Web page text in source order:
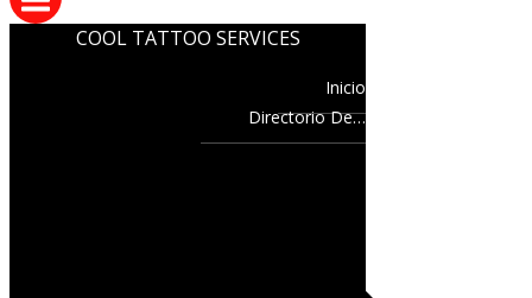
COOL TATTOO SERVICES
Inicio
Directorio De…